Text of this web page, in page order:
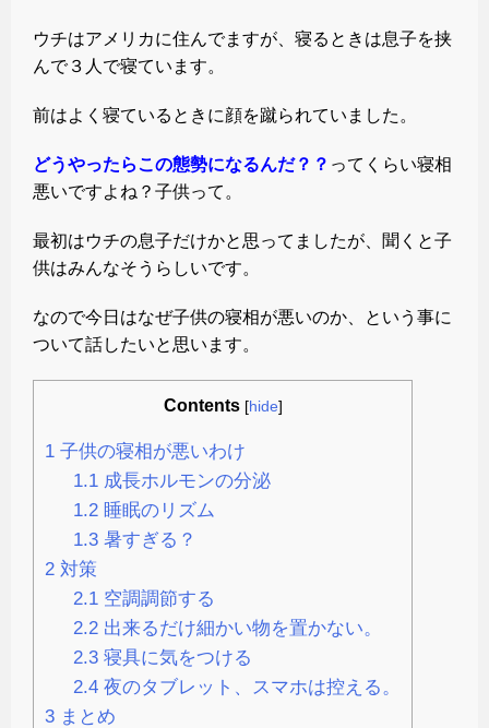
ウチはアメリカに住んでますが、寝るときは息子を挟
んで３人で寝ています。
前はよく寝ているときに顔を蹴られていました。
どうやったらこの態勢になるんだ？？ ってくらい寝相
悪いですよね？子供って。
最初はウチの息子だけかと思ってましたが、聞くと子
供はみんなそうらしいです。
なので今日はなぜ子供の寝相が悪いのか、という事に
ついて話したいと思います。
Contents [hide]
1 子供の寝相が悪いわけ
1.1成長ホルモンの分泌
1.2睡眠のリズム
1.3暑すぎる？
2 対策
2.1空調調節する
2.2出来るだけ細かい物を置かない。
2.3寝具に気をつける
2.4夜のタブレット、スマホは控える。
3 まとめ